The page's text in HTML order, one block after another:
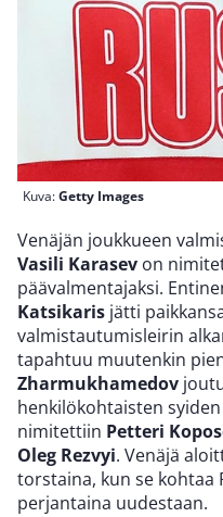
Kuva:Getty Images
Venäjän joukkueen
Vasili Karasev on
päävalmentajaksi.
Katsikaris jätti
valmistautumisleirin
tapahtuu muutenkin
Zharmukhamedov
henkilökohtaisten
nimitettiin Petteri
Oleg Rezvyi. Venäjä
torstaina, kun se kohtaa
perjantaina uudestaan.